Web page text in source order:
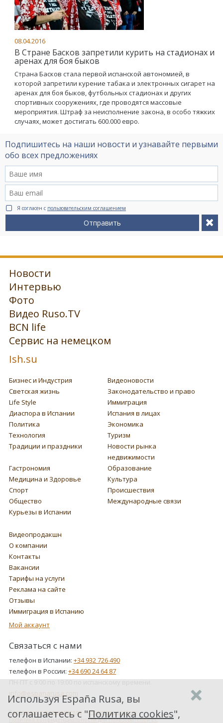
08.04.2016
В Стране Басков запретили курить на стадионах и
аренах для боя быков
Страна Басков стала первой испанской автономией, в
которой запретили курение табака и электронных сигарет на
аренах для боя быков, футбольных стадионах и других
спортивных сооружениях, где проводятся массовые
мероприятия. Штраф за неисполнение закона, в особо тяжких
случаях, может достигать 600.000 евро.
Подпишитесь на наши новости и узнавайте первыми
обо всех предложениях
Я согласен с пользовательским соглашением
Отправить
Новости
Интервью
Фото
Видео Ruso.TV
BCN life
Сервис на немецком
Ish.su
Бизнес и Индустрия
Видеоновости
Светская жизнь
Законодательство и право
Life Style
Иммиграция
Диаспора в Испании
Испания в лицах
Политика
Экономика
Технология
Туризм
Традиции и праздники
Новости рынка
недвижимости
Гастрономия
Образование
Медицина и Здоровье
Культура
Спорт
Происшествия
Общество
Международные связи
Курьезы в Испании
Видеопродакшн
О компании
Контакты
Вакансии
Тарифы на услуги
Реклама на сайте
Отзывы
Иммиграция в Испанию
Мой аккаунт
Связаться с нами
телефон в Испании: +34 932 726 490
телефон в России: +34 690 24 64 87
ПН-ПТ с 9:00 по 19:00 по испанскому времени.
info@espanarusa.com
Соглашение пользователя
Политика cookies
Политика конфиденциальности для пользователей ЕС
Используя España Rusa, вы
соглашаетесь с "Политика cookies",